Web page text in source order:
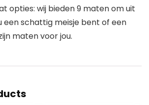
opties: wij bieden 9 maten om uit
een schattig meisje bent of een
maten voor jou.